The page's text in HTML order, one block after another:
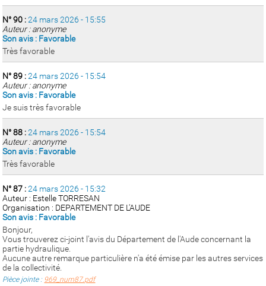
N° 90 :24 mars 2026 - 15:55
Auteur : anonyme
Son avis : Favorable
Très favorable
N° 89 :24 mars 2026 - 15:54
Auteur : anonyme
Son avis : Favorable
Je suis très favorable
N° 88 :24 mars 2026 - 15:54
Auteur : anonyme
Son avis : Favorable
Très favorable
N° 87 :24 mars 2026 - 15:32
Auteur : Estelle TORRESAN
Organisation : DEPARTEMENT DE L'AUDE
Son avis : Favorable
Bonjour,
Vous trouverez ci-joint l'avis du Département de l'Aude concernant la
partie hydraulique.
Aucune autre remarque particulière n'a été émise par les autres services
de la collectivité.
Pièce jointe : 969_num87.pdf